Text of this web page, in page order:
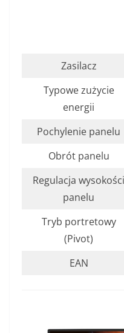
Zasilacz
Typowe zużycie
energii
Pochylenie panelu
Obrót panelu
Regulacja wysokości
panelu
Tryb portretowy
(Pivot)
EAN